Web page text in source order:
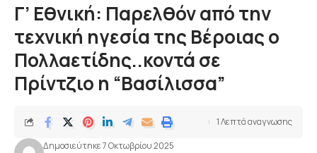
Γ’ Εθνική: Παρελθόν από την
τεχνική ηγεσία της Βέροιας ο
Πολλαετίδης..κοντά σε
Πρίντζιο η “Βασίλισσα”
Δημοσιεύτηκε 7 Οκτωβρίου 2025
1 Λεπτά αναγνωσης